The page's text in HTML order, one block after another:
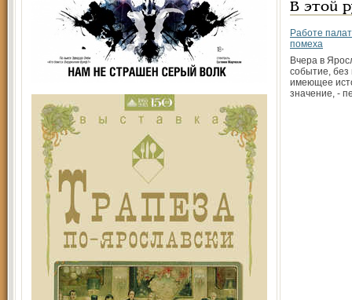
В этой
Работе
помеха
Вчера в
событие, без
имеющее
значение, -